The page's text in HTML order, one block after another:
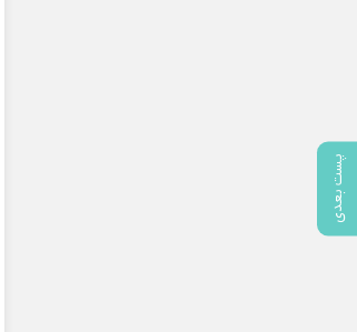
پست بعدی